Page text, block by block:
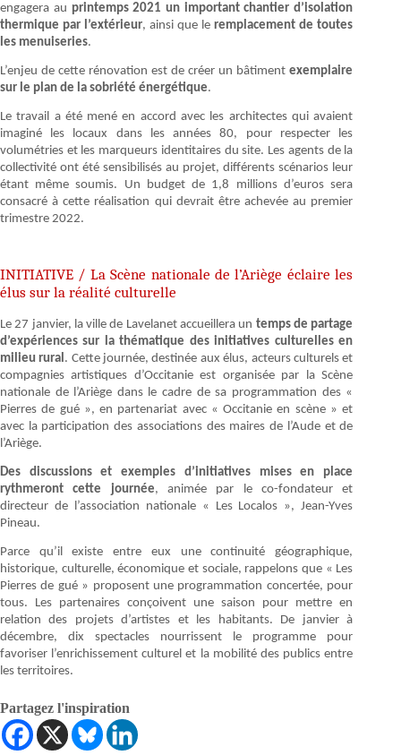
engagera au printemps 2021 un important chantier d’isolation
thermique par l’extérieur, ainsi que leremplacement de toutes
les menuiseries.
L’enjeu de cette rénovation est de créer un bâtimentexemplaire
sur le plan de la sobriété énergétique.
Le travail a été mené en accord avec les architectes qui avaient
imaginé les locaux dans les années 80, pour respecter les
volumétries et les marqueurs identitaires du site. Les agents de la
collectivité ont été sensibilisés au projet, différents scénarios leur
étant même soumis. Un budget de 1,8 millions d’euros sera
consacré à cette réalisation qui devrait être achevée au premier
trimestre 2022.
INITIATIVE / La Scène nationale de l’Ariège éclaire les
élus sur la réalité culturelle
Le 27 janvier, la ville de Lavelanet accueillera un temps de partage
d’expériences sur la thématique des initiatives culturelles en
milieu rural. Cette journée, destinée aux élus, acteurs culturels et
compagnies artistiques d’Occitanie est organisée par la Scène
nationale de l’Ariège dans le cadre de sa programmation des «
Pierres de gué », en partenariat avec « Occitanie en scène » et
avec la participation des associations des maires de l’Aude et de
l’Ariège.
Des discussions et exemples d’initiatives mises en place
rythmeront cette journée, animée par le co-fondateur et
directeur de l’association nationale « Les Localos », Jean-Yves
Pineau.
Parce qu’il existe entre eux une continuité géographique,
historique, culturelle, économique et sociale, rappelons que « Les
Pierres de gué » proposent une programmation concertée, pour
tous. Les partenaires conçoivent une saison pour mettre en
relation des projets d’artistes et les habitants. De janvier à
décembre, dix spectacles nourrissent le programme pour
favoriser l’enrichissement culturel et la mobilité des publics entre
les territoires.
Partagez l'inspiration